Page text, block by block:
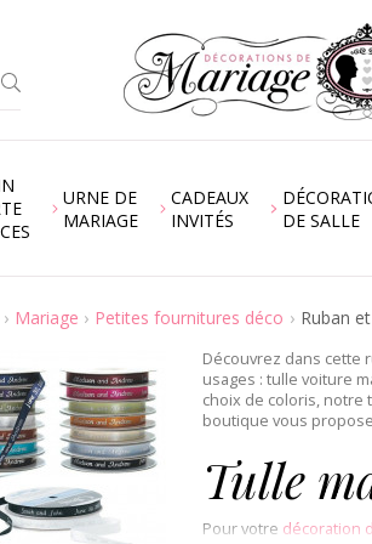
URNE DE
MARIAGE
CADEAUX
INVITÉS
DE SALLE
Mariage Petites fournitures déco Ruban
Découvrez dans cette
usages : tulle voiture
choix de coloris, notre
boutique vous
Tulle
Pour votre décoration